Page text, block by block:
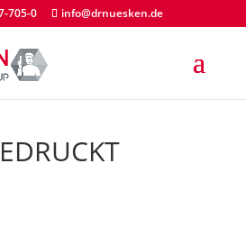
705-0 info@drnuesken.de